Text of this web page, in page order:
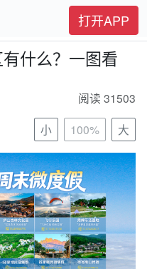
打开APP
什么？一图看
阅读 31503
小
100% 大